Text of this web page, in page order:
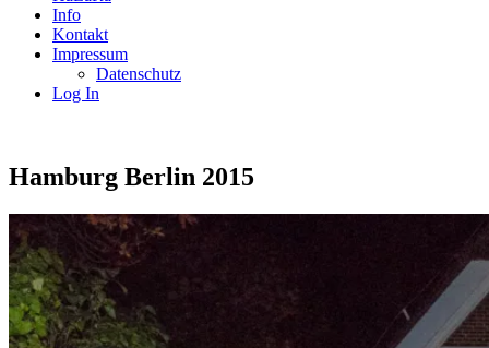
Info
Kontakt
Impressum
Datenschutz
Log In
Hamburg Berlin 2015